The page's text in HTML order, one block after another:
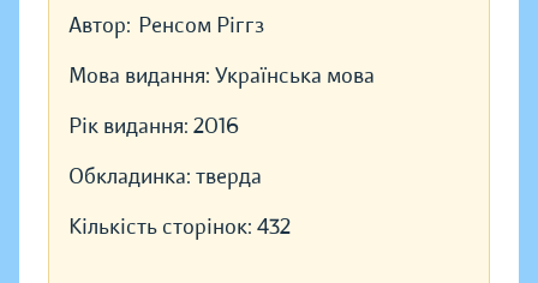
Автор: Ренсом Ріггз
Мова видання: Українська мова
Рік видання: 2016
Обкладинка: тверда
Кількість сторінок: 432